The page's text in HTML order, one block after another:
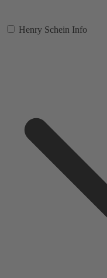
Henry Schein Info